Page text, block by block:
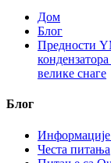
Дом
Блог
Предности
велике снаге
Блог
Информације
Честа питања